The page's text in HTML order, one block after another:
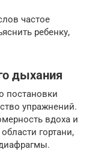
частое
ребенку,
дыхания
постановки
упражнений.
вдоха и
гортани,